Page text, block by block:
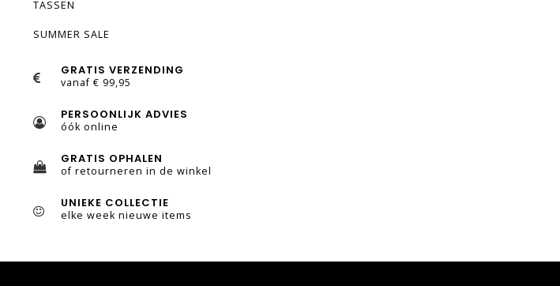
TASSEN
SUMMER SALE
GRATIS VERZENDING
vanaf € 99,95
PERSOONLIJK ADVIES
óók online
GRATIS OPHALEN
of retourneren in de winkel
UNIEKE COLLECTIE
elke week nieuwe items